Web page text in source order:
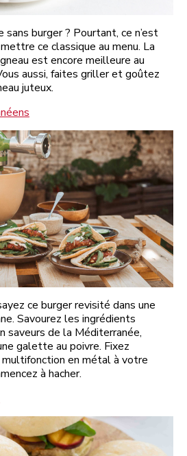
sans burger ? Pourtant, ce n’est
ce classique au menu. La
est encore meilleure au
aussi, faites griller et goûtez
juteux.
ce burger revisité dans une
Savourez les ingrédients
saveurs de la Méditerranée,
galette au poivre. Fixez
en métal à votre
à hacher.